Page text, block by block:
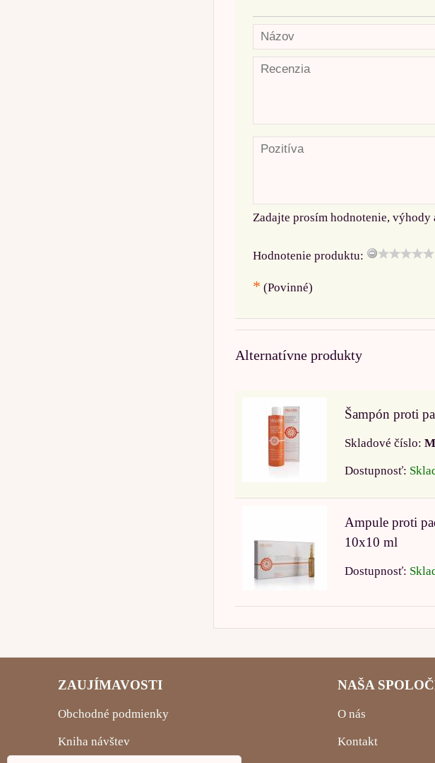
Zadajte prosím hodnotenie,
Hodnotenie produktu:
* (Povinné)
Alternatívne produkty
Šampón proti
Skladové číslo:
Dostupnosť:
Ampule proti
10x10 ml
Dostupnosť:
ZAUJÍMAVOSTI
Obchodné podmienky
Kniha návštev
NAŠA
O nás
Kontakt